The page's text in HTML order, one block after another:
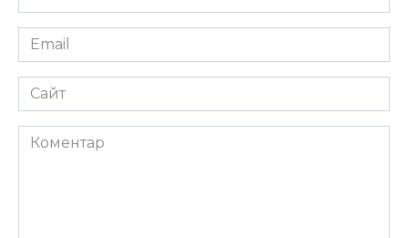
*
Email
*
Сайт
Коментар